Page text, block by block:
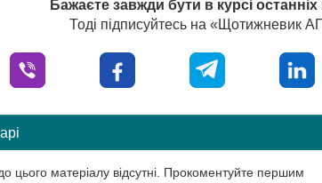
Бажаєте завжди бути в курсі
Тоді підписуйтесь на «Щотижневик
цього матеріалу відсутні. Прокоментуйте першим